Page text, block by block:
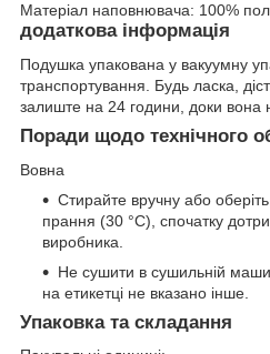
Матеріал наповнювача: 100%
додаткова інформація
Подушка упакована у вакуумну
транспортування. Будь ласка,
залиште на 24 години, доки вона
Поради щодо технічного
Вовна
Стирайте вручну або
прання (30 °C), спочатку
виробника.
Не сушити в сушильній
на етикетці не вказано інше.
Упаковка та складання